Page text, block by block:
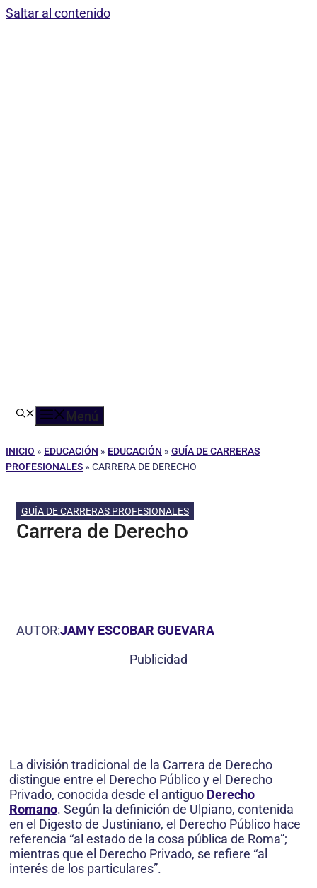
Saltar al contenido
Menú
INICIO » EDUCACIÓN » EDUCACIÓN » GUÍA DE CARRERAS
PROFESIONALES » CARRERA DE DERECHO
GUÍA DE CARRERAS PROFESIONALES
Carrera de Derecho
AUTOR:JAMY ESCOBAR GUEVARA
Publicidad
La división tradicional de la Carrera de Derecho
distingue entre el Derecho Público y el Derecho
Privado, conocida desde el antiguo Derecho
Romano. Según la definición de Ulpiano, contenida
en el Digesto de Justiniano, el Derecho Público hace
referencia “al estado de la cosa pública de Roma”;
mientras que el Derecho Privado, se refiere “al
interés de los particulares”.